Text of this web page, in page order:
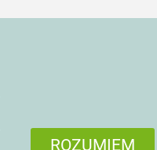
ROZUMIEM